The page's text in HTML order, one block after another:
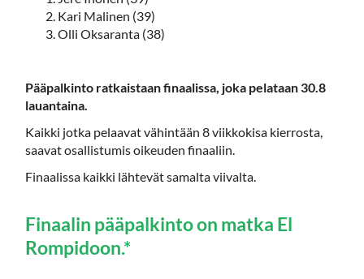
Kari Malinen (39)
Olli Oksaranta (38)
Pääpalkinto ratkaistaan finaalissa, joka pelataan 30.8
lauantaina.
Kaikki jotka pelaavat vähintään 8 viikkokisa kierrosta,
saavat osallistumis oikeuden finaaliin.
Finaalissa kaikki lähtevät samalta viivalta.
Finaalin pääpalkinto on matka El
Rompidoon.*